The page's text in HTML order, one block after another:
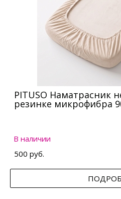
PITUSO Наматрасник
резинке микрофибра
В наличии
500 руб.